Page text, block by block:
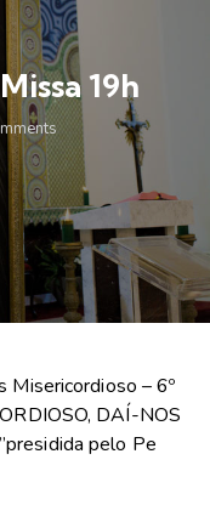
19h
Misericordioso – 6º
DAÍ-NOS
pelo Pe